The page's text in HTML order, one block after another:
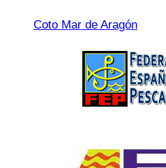
Coto Mar de Aragón